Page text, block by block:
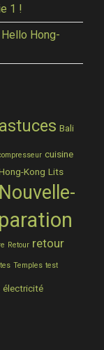
1 !
Hong-
astuces Bali
cuisine
Kong Lits
Nouvelle-
Retour retour
Temples test
électricité